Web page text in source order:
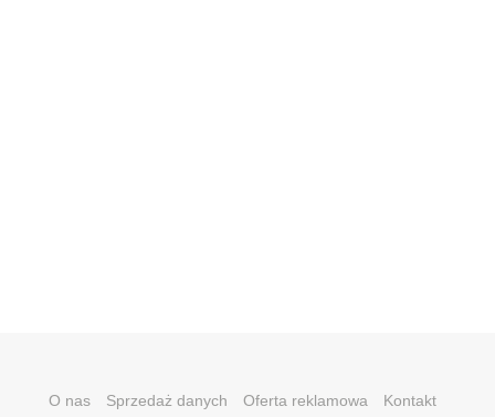
O nas Sprzedaż danych Oferta reklamowa Kontakt